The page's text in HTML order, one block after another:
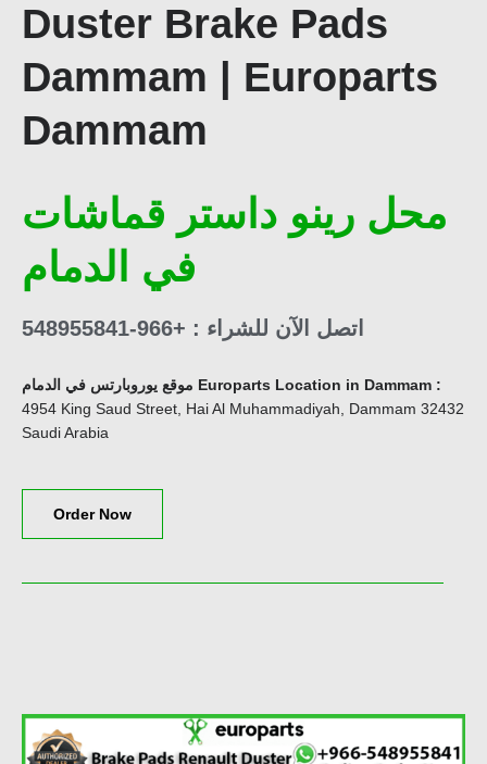
Duster Brake Pads
Dammam | Europarts
Dammam
محل رينو داستر قماشات
في الدمام
اتصل الآن للشراء : +966-548955841
موقع يوروبارتس في الدمام Europarts Location in Dammam :
4954 King Saud Street, Hai Al Muhammadiyah, Dammam 32432
Saudi Arabia
Order Now